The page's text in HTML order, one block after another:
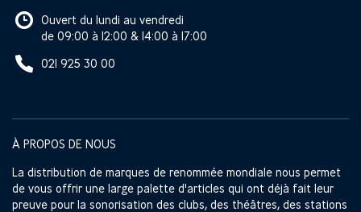
Ouvert du lundi au vendredi
de 09:00 à 12:00 & 14:00 à 17:00
021 925 30 00
À PROPOS DE NOUS
La distribution de marques de renommée mondiale nous permet
de vous offrir une large palette d'articles qui ont déjà fait leur
preuve pour la sonorisation des clubs, des théâtres, des stations